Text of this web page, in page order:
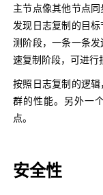
主节点像其他节点
发现日志复制的目
测阶段，一条一条
速复制阶段，可进行
按照日志复制的逻
群的性能。另外一
点。
安全性